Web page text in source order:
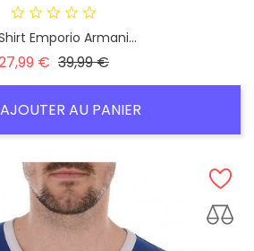
Emporio Armani...
€ Prix
39,99 €Prix
AJOUTER AU PANIER